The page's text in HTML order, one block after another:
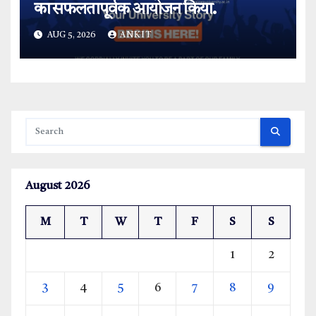
का सफलतापूर्वक आयोजन किया.
AUG 5, 2026 ANKIT
August 2026
M T W T F S S
1 2
3 4 5 6 7 8 9